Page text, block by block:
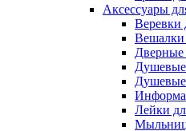
Аксессуары
Веревки
Вешалки
Дверные
Душевые
Душевые
Лейки